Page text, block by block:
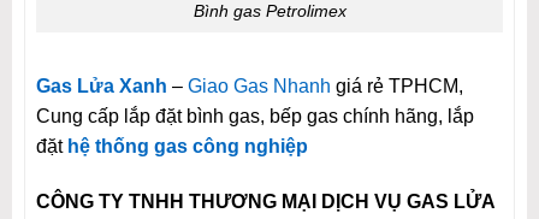
Bình gas Petrolimex
Gas Lửa Xanh – Giao Gas Nhanh giá rẻ TPHCM,
Cung cấp lắp đặt bình gas, bếp gas chính hãng, lắp
đặt hệ thống gas công nghiệp
CÔNG TY TNHH THƯƠNG MẠI DỊCH VỤ GAS LỬA